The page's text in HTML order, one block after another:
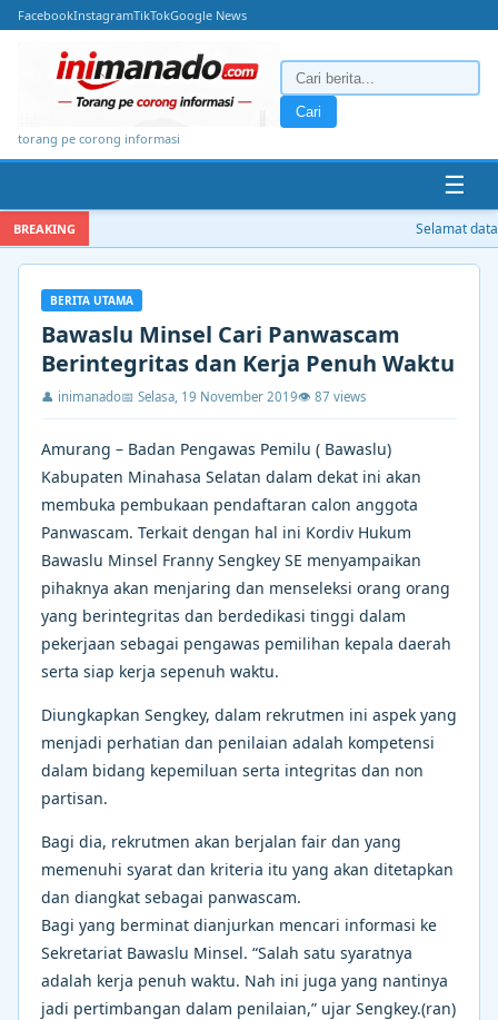
FacebookInstagramTikTokGoogle News
torang pe corong informasi
Cari
☰
BREAKING Selamat
BERITA UTAMA
Bawaslu Minsel Cari Panwascam
Berintegritas dan Kerja Penuh Waktu
👤 inimanado📅 Selasa, 19 November 2019👁 87 views
Amurang – Badan Pengawas Pemilu ( Bawaslu)
Kabupaten Minahasa Selatan dalam dekat ini akan
membuka pembukaan pendaftaran calon anggota
Panwascam. Terkait dengan hal ini Kordiv Hukum
Bawaslu Minsel Franny Sengkey SE menyampaikan
pihaknya akan menjaring dan menseleksi orang orang
yang berintegritas dan berdedikasi tinggi dalam
pekerjaan sebagai pengawas pemilihan kepala daerah
serta siap kerja sepenuh waktu.
Diungkapkan Sengkey, dalam rekrutmen ini aspek yang
menjadi perhatian dan penilaian adalah kompetensi
dalam bidang kepemiluan serta integritas dan non
partisan.
Bagi dia, rekrutmen akan berjalan fair dan yang
memenuhi syarat dan kriteria itu yang akan ditetapkan
dan diangkat sebagai panwascam.
Bagi yang berminat dianjurkan mencari informasi ke
Sekretariat Bawaslu Minsel. “Salah satu syaratnya
adalah kerja penuh waktu. Nah ini juga yang nantinya
jadi pertimbangan dalam penilaian,” ujar Sengkey.(ran)